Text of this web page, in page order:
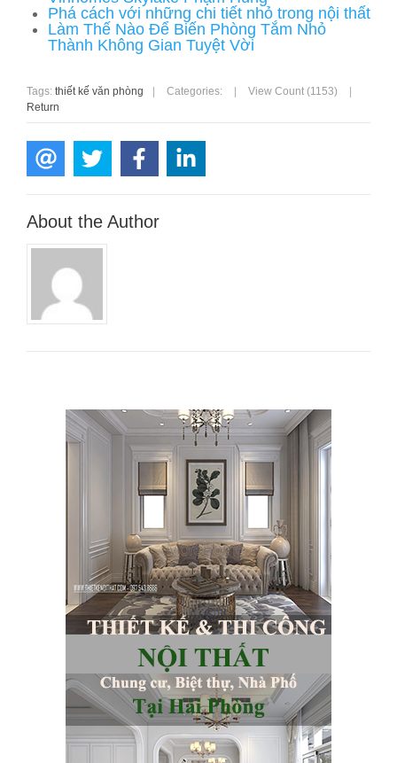
Phá cách với những chi tiết nhỏ trong nội thất
Làm Thế Nào Để Biến Phòng Tắm Nhỏ
Thành Không Gian Tuyệt Vời
Tags: thiết kế văn phòng | Categories: | View Count (1153)
|
Return
About the Author